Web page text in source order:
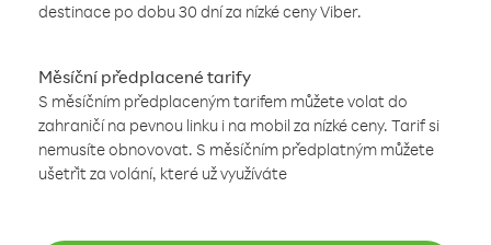
destinace po dobu 30 dní za nízké ceny Viber.
Měsíční předplacené tarify
S měsíčním předplaceným tarifem můžete volat do
zahraničí na pevnou linku i na mobil za nízké ceny. Tarif si
nemusíte obnovovat. S měsíčním předplatným můžete
ušetřit za volání, které už využíváte